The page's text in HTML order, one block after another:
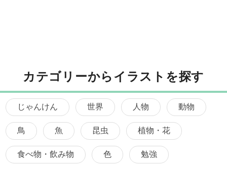
カテゴリーからイラストを探す
じゃんけん 世界 人物 動物
鳥 魚 昆虫 植物・花
食べ物・飲み物 色 勉強